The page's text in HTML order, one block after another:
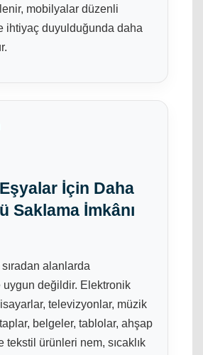
mobilyalar düzenli
ihtiyaç duyulduğunda daha
İçin Daha
Saklama İmkânı
sıradan alanlarda
uygun değildir. Elektronik
televizyonlar, müzik
belgeler, tablolar, ahşap
tekstil ürünleri nem, sıcaklık